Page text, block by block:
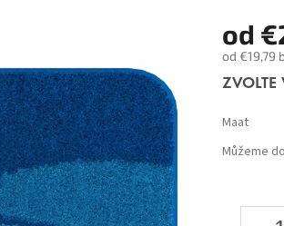
od
od €19,79
Měrná
ZVOLTE
Maat
Můžeme